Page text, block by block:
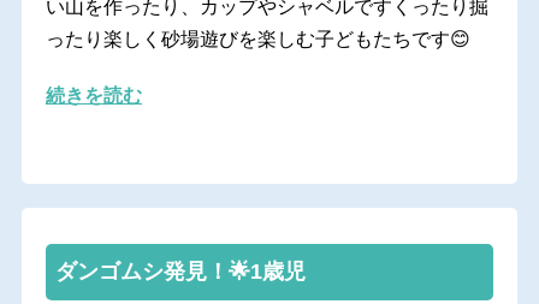
い山を作ったり、カップやシャベルですくったり掘
ったり楽しく砂場遊びを楽しむ子どもたちです😊
続きを読む
ダンゴムシ発見！🌟1歳児